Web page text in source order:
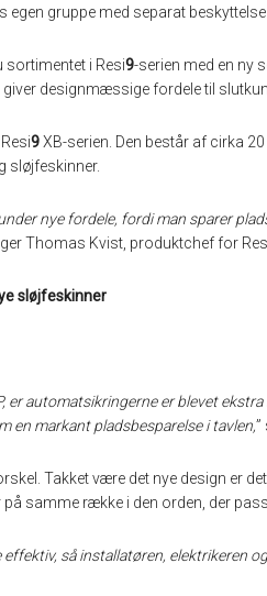
egen gruppe med separat beskyttelse
sortimentet i Resi9-serien med en ny
designmæssige fordele til
9XB-serien. Den består af cirka
sløjfeskinner.
nye fordele, fordi man sparer
Thomas Kvist, produktchef for
sløjfeskinner
er automatsikringerne er blevet
en markant pladsbesparelse i tavlen,”
Takket være det nye design er
samme række i den orden, der
så installatøren, elektrikeren